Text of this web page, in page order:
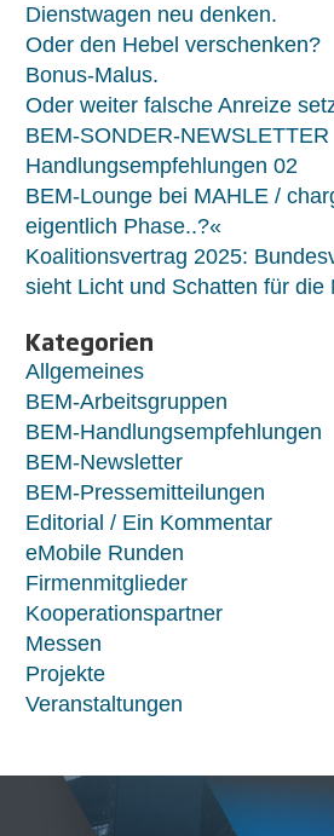
Dienstwagen neu denken.
Oder den Hebel verschenken?
Bonus-Malus.
Oder weiter falsche Anreize
BEM-SONDER-NEWSLETTER
Handlungsempfehlungen 02
BEM-Lounge bei MAHLE /
eigentlich Phase..?«
Koalitionsvertrag 2025:
sieht Licht und Schatten für die
Kategorien
Allgemeines
BEM-Arbeitsgruppen
BEM-Handlungsempfehlungen
BEM-Newsletter
BEM-Pressemitteilungen
Editorial / Ein Kommentar
eMobile Runden
Firmenmitglieder
Kooperationspartner
Messen
Projekte
Veranstaltungen